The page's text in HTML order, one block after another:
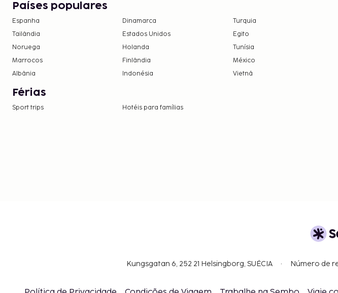
Países populares
Espanha Dinamarca
Turquia
Tailândia
Estados Unidos
Egito
Noruega
Holanda
Tunísia
Marrocos
Finlândia
México
Albânia
Indonésia Vietnã
Férias
Sport trips Hotéis para famílias
Kungsgatan 6, 252 21 Helsingborg, SUÉCIA Número de